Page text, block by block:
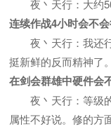
夜丶天行：大约
连续作战4小时会不
夜丶天行：我还行
挺新鲜的反而精神了。
在剑会群雄中硬件会
夜丶天行：等级的
属性不好说。修的方